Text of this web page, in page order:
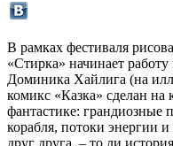
В рамках фестиваля
«Стирка» начинает
Доминика Хайлига (на
комикс «Казка» сделан
фантастике: грандиозные
корабля, потоки
друг друга, – то ли